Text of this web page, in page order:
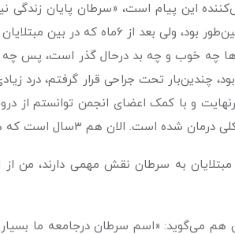
این پیام است، «سرطان پایان زندگی
تاریک و ترسناکی است. برای من
چه خوب و چه بد درحال گذر است، پس
چندین‌بار تحت جراحی قرار گرفتم، درد
الان هم ٣‌سال است که هیچ مشکلی ندارم.»
مبتلایان به سرطان نقش مهمی دارند، من
هم می‌گوید: «اسم سرطان درجامعه ما